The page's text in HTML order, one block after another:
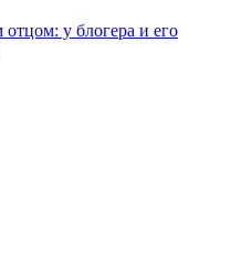
у блогера и его